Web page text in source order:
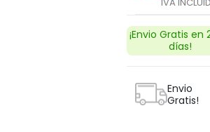
¡Envio Gratis en
días!
Envio
Gratis!